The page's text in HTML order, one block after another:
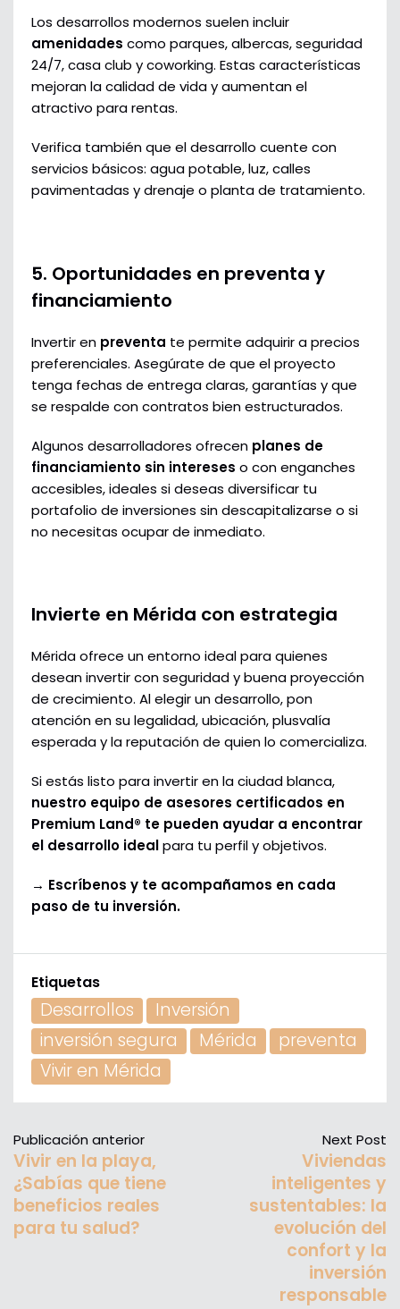
Los desarrollos modernos suelen incluir
amenidades como parques, albercas, seguridad
24/7, casa club y coworking. Estas características
mejoran la calidad de vida y aumentan el
atractivo para rentas.
Verifica también que el desarrollo cuente con
servicios básicos: agua potable, luz, calles
pavimentadas y drenaje o planta de tratamiento.
5. Oportunidades en preventa y
financiamiento
Invertir en preventa te permite adquirir a precios
preferenciales. Asegúrate de que el proyecto
tenga fechas de entrega claras, garantías y que
se respalde con contratos bien estructurados.
Algunos desarrolladores ofrecen planes de
financiamiento sin intereses o con enganches
accesibles, ideales si deseas diversificar tu
portafolio de inversiones sin descapitalizarse o si
no necesitas ocupar de inmediato.
Invierte en Mérida con estrategia
Mérida ofrece un entorno ideal para quienes
desean invertir con seguridad y buena proyección
de crecimiento. Al elegir un desarrollo, pon
atención en su legalidad, ubicación, plusvalía
esperada y la reputación de quien lo comercializa.
Si estás listo para invertir en la ciudad blanca,
nuestro equipo de asesores certificados en
Premium Land® te pueden ayudar a encontrar
el desarrollo idealpara tu perfil y objetivos.
→ Escríbenos y te acompañamos en cada
paso de tu inversión.
Etiquetas
Desarrollos
Inversión
inversión segura
Mérida
preventa
Vivir en Mérida
Publicación anterior
Vivir en la playa,
¿Sabías que tiene
beneficios reales
para tu salud?
Next Post
Viviendas
inteligentes y
sustentables: la
evolución del
confort y la
inversión
responsable